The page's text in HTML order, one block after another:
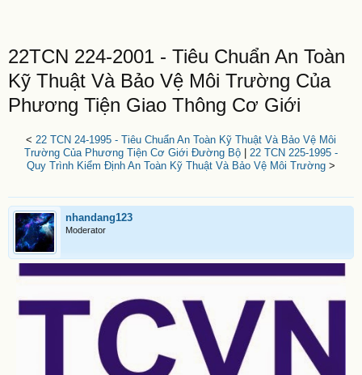
22TCN 224-2001 - Tiêu Chuẩn An Toàn
Kỹ Thuật Và Bảo Vệ Môi Trường Của
Phương Tiện Giao Thông Cơ Giới
< 22 TCN 24-1995 - Tiêu Chuẩn An Toàn Kỹ Thuật Và Bảo Vệ Môi
Trường Của Phương Tiện Cơ Giới Đường Bộ
22 TCN 225-1995 -
Quy Trình Kiểm Định An Toàn Kỹ Thuật Và Bảo Vệ Môi Trường >
nhandang123
Moderator